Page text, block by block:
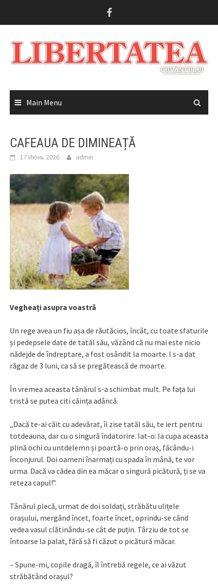
Main Menu
CAFEAUA DE DIMINEAȚĂ
17 Июнь 2026 admin
Vegheați asupra voastră
Un rege avea un fiu așa de răutăcios, încât, cu toate sfaturile
și pedepsele date de tatăl său, văzând că nu mai este nicio
nădejde de îndreptare, a fost osândit la moarte. I s-a dat
răgaz de 3 luni, ca să se pregătească de moarte.
În vremea aceasta tânărul s-a schimbat mult. Pe fața lui
tristă se putea citi căința adâncă.
„Dacă te-ai căit cu adevărat, îi zise tatăl său, te iert pentru
totdeauna, dar cu o singură îndatorire. Iat-o: Ia cupa aceasta
plină ochi cu untdelemn și poartă-o prin oraș, făcându-i
înconjurul. Doi oameni înarmați cu spada în mână, te vor
urma. Dacă va cădea din ea măcar o singură picătură, ți se va
reteza capul!”.
Tânărul plecă, urmat de doi soldați, străbătu ulițele
orașului, mergând încet, foarte încet, oprindu-se când
vedea vasul clătinându-se cât de puțin. Târziu de tot se
întoarse la palat, fără să fi căzut o picătură măcar.
– Spune-mi, copile dragă, îl întrebă regele, ce ai văzut
străbătând orașul?